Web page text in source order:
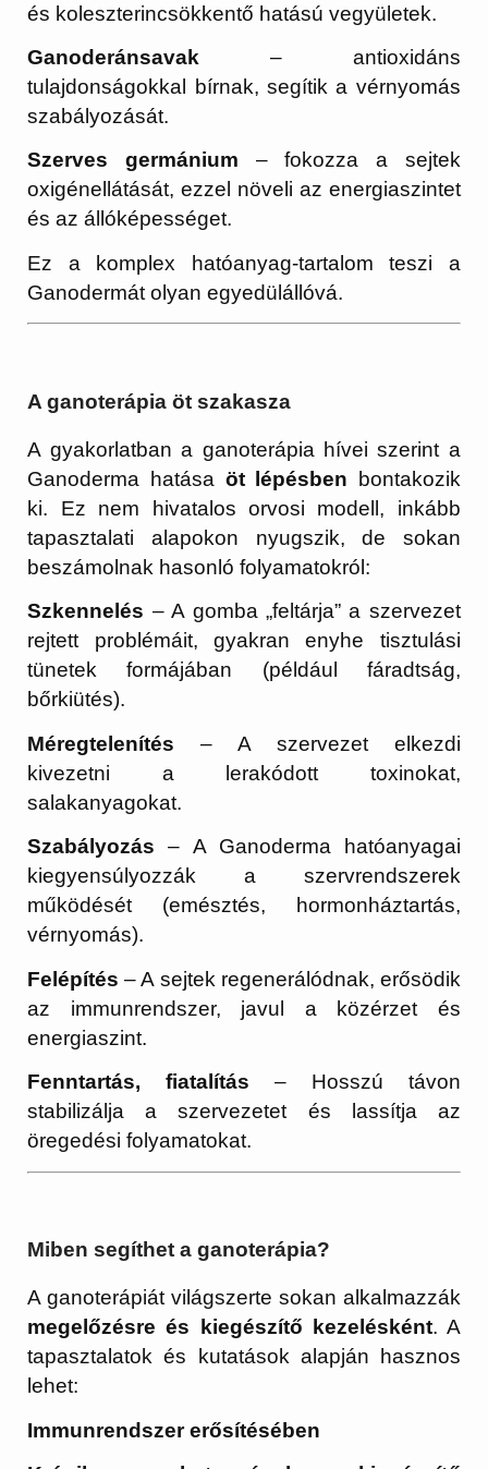
és koleszterincsökkentő hatású vegyületek.
Ganoderánsavak – antioxidáns
tulajdonságokkal bírnak, segítik a vérnyomás
szabályozását.
Szerves germánium – fokozza a sejtek
oxigénellátását, ezzel növeli az energiaszintet
és az állóképességet.
Ez a komplex hatóanyag-tartalom teszi a
Ganodermát olyan egyedülállóvá.
A ganoterápia öt szakasza
A gyakorlatban a ganoterápia hívei szerint a
Ganoderma hatása öt lépésben bontakozik
ki. Ez nem hivatalos orvosi modell, inkább
tapasztalati alapokon nyugszik, de sokan
beszámolnak hasonló folyamatokról:
Szkennelés – A gomba „feltárja” a szervezet
rejtett problémáit, gyakran enyhe tisztulási
tünetek formájában (például fáradtság,
bőrkiütés).
Méregtelenítés – A szervezet elkezdi
kivezetni a lerakódott toxinokat,
salakanyagokat.
Szabályozás – A Ganoderma hatóanyagai
kiegyensúlyozzák a szervrendszerek
működését (emésztés, hormonháztartás,
vérnyomás).
Felépítés – A sejtek regenerálódnak, erősödik
az immunrendszer, javul a közérzet és
energiaszint.
Fenntartás, fiatalítás – Hosszú távon
stabilizálja a szervezetet és lassítja az
öregedési folyamatokat.
Miben segíthet a ganoterápia?
A ganoterápiát világszerte sokan alkalmazzák
megelőzésre és kiegészítő kezelésként. A
tapasztalatok és kutatások alapján hasznos
lehet:
Immunrendszer erősítésében